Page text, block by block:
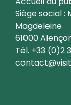
Siège social :
Magdeleine
61000
Tél. +33 (0)2